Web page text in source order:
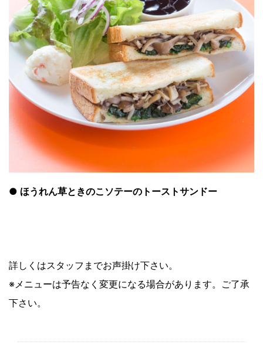
● ほうれん草ときのこソテーのトーストサンドー
詳しくはスタッフまでお声掛け下さい。
※メニューは予告なく変更になる場合があります。ご了承
下さい。